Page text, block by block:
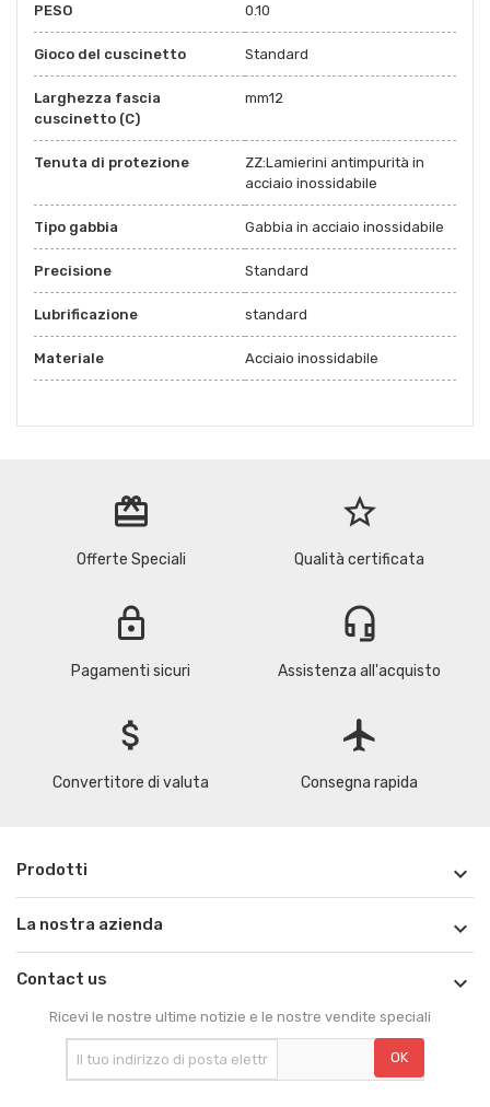
PESO 0.10
Gioco del cuscinetto Standard
Larghezza fascia
cuscinetto (C)
mm12
Tenuta di protezione
ZZ:Lamierini antimpurità in
acciaio inossidabile
Tipo gabbia Gabbia in acciaio inossidabile
Precisione Standard
Lubrificazione standard
Materiale Acciaio inossidabile
redeem
Offerte Speciali
star_border
Qualità certificata
lock
Pagamenti sicuri
headset_mic
Assistenza all'acquisto
attach_money
Convertitore di valuta
flight
Consegna rapida
Prodotti 
La nostra azienda 
Contact us 
Ricevi le nostre ultime notizie e le nostre vendite speciali